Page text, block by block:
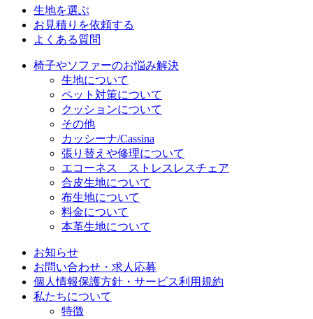
生地を選ぶ
お見積りを依頼する
よくある質問
椅子やソファーのお悩み解決
生地について
ペット対策について
クッションについて
その他
カッシーナ/Cassina
張り替えや修理について
エコーネス ストレスレスチェア
合皮生地について
布生地について
料金について
本革生地について
お知らせ
お問い合わせ・求人応募
個人情報保護方針・サービス利用規約
私たちについて
特徴